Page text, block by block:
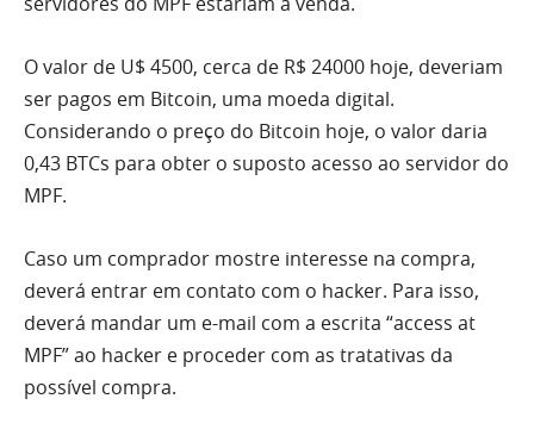
O valor de U$ 4500, cerca de R$ 24000 hoje, deveriam
ser pagos em Bitcoin, uma moeda digital.
Considerando o preço do Bitcoin hoje, o valor daria
0,43 BTCs para obter o suposto acesso ao servidor do
MPF.
Caso um comprador mostre interesse na compra,
deverá entrar em contato com o hacker. Para isso,
deverá mandar um e-mail com a escrita “access at
MPF” ao hacker e proceder com as tratativas da
possível compra.